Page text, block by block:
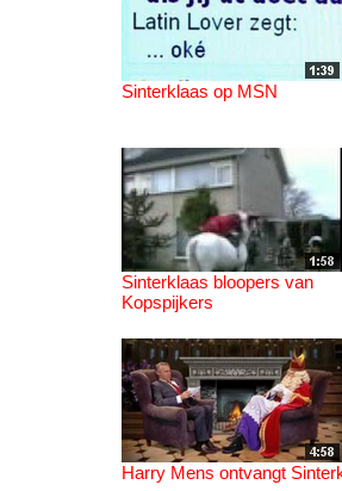
Sinterklaas op MSN
Sinterklaas bloopers van
Kopspijkers
Harry Mens ontvangt